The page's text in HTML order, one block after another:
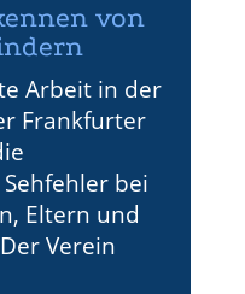
von
Arbeit in der
Frankfurter
bei
Eltern und
Verein